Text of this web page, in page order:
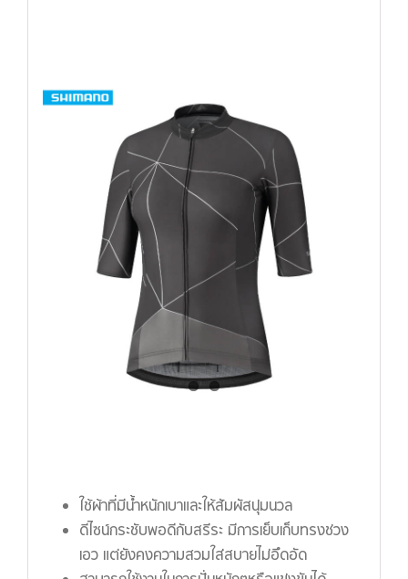
ใช้ผ้าที่มีน้ำหนักเบาและให้สัมผัสนุ่มนวล
ดีไซน์กระชับพอดีกับสรีระ มีการเย็บเก็บทรงช่วง
เอว แต่ยังคงความสวมใส่สบายไม่อึดอัด